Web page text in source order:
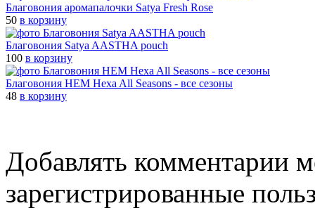
Благовония аромапалочки Satya Fresh Rose
50 в корзину
Благовония Satya AASTHA pouch
100 в корзину
Благовония HEM Hexa All Seasons - все сезоны
48 в корзину
Добавлять комментарии
зарегистрированные